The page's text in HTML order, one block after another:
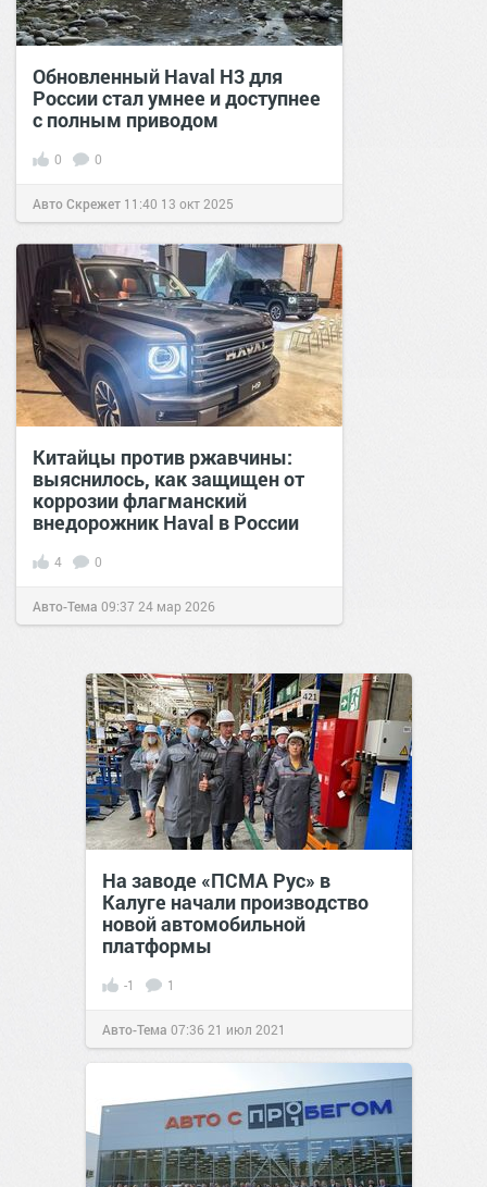
Обновленный Haval H3 для
России стал умнее и доступнее
с полным приводом
0 0
Авто Скрежет 11:40 13 окт 2025
Китайцы против ржавчины:
выяснилось, как защищен от
коррозии флагманский
внедорожник Haval в России
4 0
Авто-Тема 09:37 24 мар 2026
На заводе «ПСМА Рус» в
Калуге начали производство
новой автомобильной
платформы
-1 1
Авто-Тема 07:36 21 июл 2021